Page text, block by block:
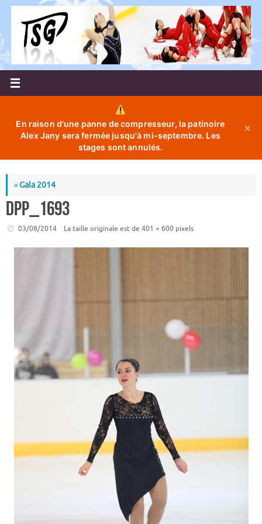
Passer
contenu
En raison d'une panne de compresseur, la patinoire
Alex Jany sera fermée jusqu'à mi-septembre. Les
stages sont annulés.
✕
«Gala 2014
DPP_1693
03/08/2014 La taille originale est de 401 × 600 pixels